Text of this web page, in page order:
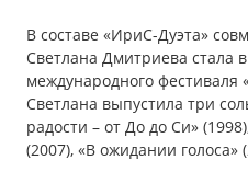
В составе «ИриС-Дуэта»
Светлана Дмитриева стала
международного фестиваля
Светлана выпустила три
радости – от До до Си»
(2007), «В ожидании голоса»